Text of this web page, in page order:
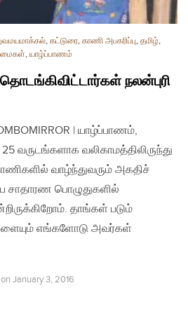
, கட்டுரை, காணி அபகரிப்பு, தமிழ்,
, யாழ்ப்பாணம்
நலன்புரி
| யாழ்ப்பாணம்,
25 வருடங்களாக வலிகாமத்திலிருந்து
வாழ்ந்துவரும் அகதிச்
சாதாரண பொழுதுகளில்
தாங்கள் படும்
எங்களோடு அவர்கள்
on January 3, 2016